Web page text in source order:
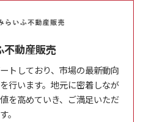
不動産販売
トしており、市場の最新動向
行います。地元に密着しなが
を高めていき、ご満足いただ
。